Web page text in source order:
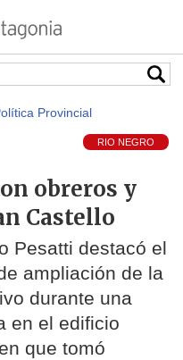
Provincial
RIO NEGRO
obreros y
Castello
Pesatti destacó el
ampliación de la
durante una
en el edificio
que tomó